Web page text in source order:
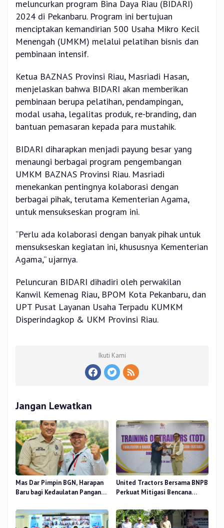
meluncurkan program Bina Daya Riau (BIDARI)
2024 di Pekanbaru. Program ini bertujuan
menciptakan kemandirian 500 Usaha Mikro Kecil
Menengah (UMKM) melalui pelatihan bisnis dan
pembinaan intensif.
Ketua BAZNAS Provinsi Riau, Masriadi Hasan,
menjelaskan bahwa BIDARI akan memberikan
pembinaan berupa pelatihan, pendampingan,
modal usaha, legalitas produk, re-branding, dan
bantuan pemasaran kepada para mustahik.
BIDARI diharapkan menjadi payung besar yang
menaungi berbagai program pengembangan
UMKM BAZNAS Provinsi Riau. Masriadi
menekankan pentingnya kolaborasi dengan
berbagai pihak, terutama Kementerian Agama,
untuk mensukseskan program ini.
“Perlu ada kolaborasi dengan banyak pihak untuk
mensukseskan kegiatan ini, khususnya Kementerian
Agama,” ujarnya.
Peluncuran BIDARI dihadiri oleh perwakilan
Kanwil Kemenag Riau, BPOM Kota Pekanbaru, dan
UPT Pusat Layanan Usaha Terpadu KUMKM
Disperindagkop & UKM Provinsi Riau.
Ikuti Kami
Jangan Lewatkan
Mas Dar Pimpin BGN, Harapan
Baru bagi Kedaulatan Pangan
United Tractors Bersama BNPB
Perkuat Mitigasi Bencana